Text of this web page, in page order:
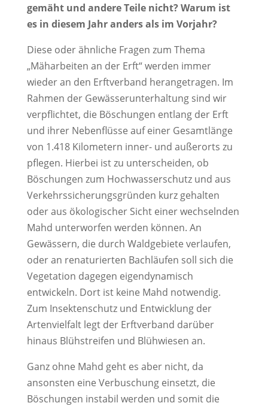
gemäht und andere Teile nicht? Warum ist
es in diesem Jahr anders als im Vorjahr?
Diese oder ähnliche Fragen zum Thema
„Mäharbeiten an der Erft“ werden immer
wieder an den Erftverband herangetragen. Im
Rahmen der Gewässerunterhaltung sind wir
verpflichtet, die Böschungen entlang der Erft
und ihrer Nebenflüsse auf einer Gesamtlänge
von 1.418 Kilometern inner- und außerorts zu
pflegen. Hierbei ist zu unterscheiden, ob
Böschungen zum Hochwasserschutz und aus
Verkehrssicherungsgründen kurz gehalten
oder aus ökologischer Sicht einer wechselnden
Mahd unterworfen werden können. An
Gewässern, die durch Waldgebiete verlaufen,
oder an renaturierten Bachläufen soll sich die
Vegetation dagegen eigendynamisch
entwickeln. Dort ist keine Mahd notwendig.
Zum Insektenschutz und Entwicklung der
Artenvielfalt legt der Erftverband darüber
hinaus Blühstreifen und Blühwiesen an.
Ganz ohne Mahd geht es aber nicht, da
ansonsten eine Verbuschung einsetzt, die
Böschungen instabil werden und somit die